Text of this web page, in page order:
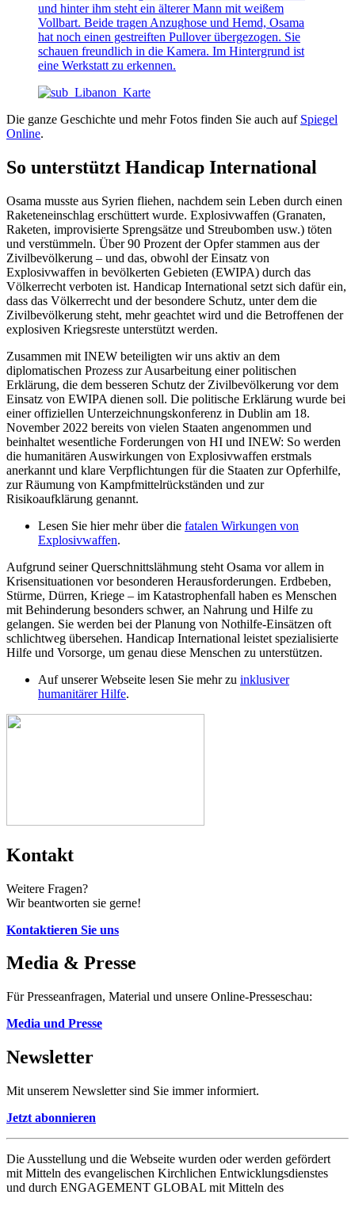
Die ganze Geschichte und mehr Fotos finden Sie auch auf Spiegel
Online.
So unterstützt Handicap International
Osama musste aus Syrien fliehen, nachdem sein Leben durch einen
Raketeneinschlag erschüttert wurde. Explosivwaffen (Granaten,
Raketen, improvisierte Sprengsätze und Streubomben usw.) töten
und verstümmeln. Über 90 Prozent der Opfer stammen aus der
Zivilbevölkerung – und das, obwohl der Einsatz von
Explosivwaffen in bevölkerten Gebieten (EWIPA) durch das
Völkerrecht verboten ist. Handicap International setzt sich dafür ein,
dass das Völkerrecht und der besondere Schutz, unter dem die
Zivilbevölkerung steht, mehr geachtet wird und die Betroffenen der
explosiven Kriegsreste unterstützt werden.
Zusammen mit INEW beteiligten wir uns aktiv an dem
diplomatischen Prozess zur Ausarbeitung einer politischen
Erklärung, die dem besseren Schutz der Zivilbevölkerung vor dem
Einsatz von EWIPA dienen soll. Die politische Erklärung wurde bei
einer offiziellen Unterzeichnungskonferenz in Dublin am 18.
November 2022 bereits von vielen Staaten angenommen und
beinhaltet wesentliche Forderungen von HI und INEW: So werden
die humanitären Auswirkungen von Explosivwaffen erstmals
anerkannt und klare Verpflichtungen für die Staaten zur Opferhilfe,
zur Räumung von Kampfmittelrückständen und zur
Risikoaufklärung genannt.
Lesen Sie hier mehr über die fatalen Wirkungen von
Explosivwaffen.
Aufgrund seiner Querschnittslähmung steht Osama vor allem in
Krisensituationen vor besonderen Herausforderungen. Erdbeben,
Stürme, Dürren, Kriege – im Katastrophenfall haben es Menschen
mit Behinderung besonders schwer, an Nahrung und Hilfe zu
gelangen. Sie werden bei der Planung von Nothilfe-Einsätzen oft
schlichtweg übersehen. Handicap International leistet spezialisierte
Hilfe und Vorsorge, um genau diese Menschen zu unterstützen.
Auf unserer Webseite lesen Sie mehr zu inklusiver
humanitärer Hilfe.
Kontakt
Weitere Fragen?
Wir beantworten sie gerne!
Kontaktieren Sie uns
Media & Presse
Für Presseanfragen, Material und unsere Online-Presseschau:
Media und Presse
Newsletter
Mit unserem Newsletter sind Sie immer informiert.
Jetzt abonnieren
Die Ausstellung und die Webseite wurden oder werden gefördert
mit Mitteln des evangelischen Kirchlichen Entwicklungsdienstes
und durch ENGAGEMENT GLOBAL mit Mitteln des